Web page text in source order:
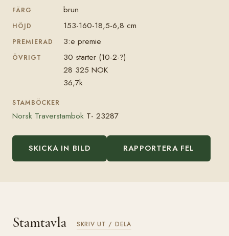
FÄRG brun
HÖJD 153-160-18,5-6,8 cm
PREMIERAD 3:e premie
ÖVRIGT
30 starter (10-2-?)
28 325 NOK
36,7k
STAMBÖCKER
Norsk Traverstambok T- 23287
SKICKA IN BILD RAPPORTERA FEL
Stamtavla SKRIV UT / DELA